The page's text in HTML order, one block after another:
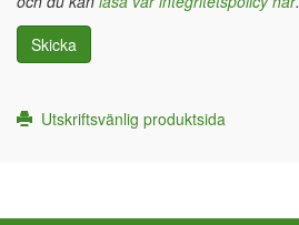
Skicka
Utskriftsvänlig produktsida